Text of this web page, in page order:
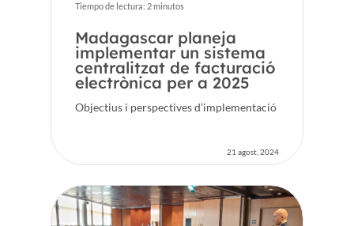
Tiempo de lectura: 2minutos
Madagascar planeja
implementar un sistema
centralitzat de facturació
electrònica per a 2025
Objectius i perspectives d’implementació
21 agost, 2024